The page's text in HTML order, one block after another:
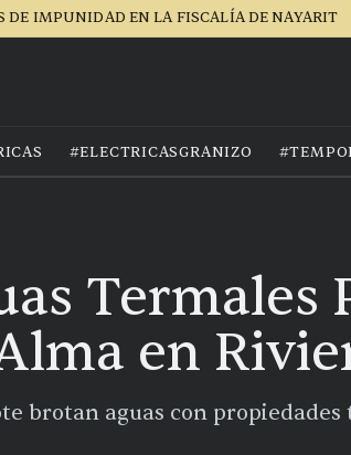
DE IMPUNIDAD EN LA FISCALÍA DE NAYARIT
#ELECTRICASGRANIZO
Termales
en
brotan aguas con